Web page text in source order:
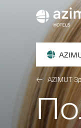
AZIMUT